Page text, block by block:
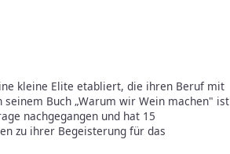
kleine Elite etabliert, die ihren Beruf mit
Buch „Warum wir Wein machen" ist
nachgegangen und hat 15
zu ihrer Begeisterung für das